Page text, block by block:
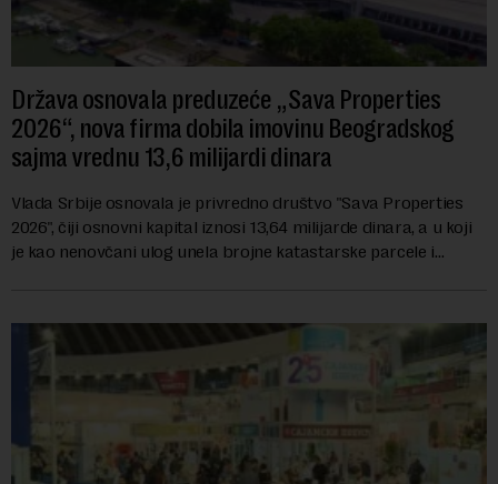
Država osnovala preduzeće „Sava Properties
2026“, nova firma dobila imovinu Beogradskog
sajma vrednu 13,6 milijardi dinara
Vlada Srbije osnovala je privredno društvo "Sava Properties
2026", čiji osnovni kapital iznosi 13,64 milijarde dinara, a u koji
je kao nenovčani ulog unela brojne katastarske parcele i